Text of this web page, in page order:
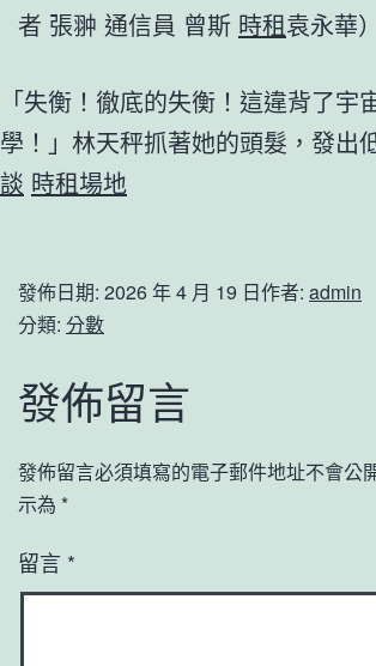
者 張翀 通信員 曾斯 時租袁永華）
「失衡！徹底的失衡！這違背了宇
學！」林天秤抓著她的頭髮，發出
談 時租場地
發佈日期: 2026 年 4 月 19 日作者: admin
分類: 分數
發佈留言
發佈留言必須填寫的電子郵件地址不會公
示為 *
留言 *